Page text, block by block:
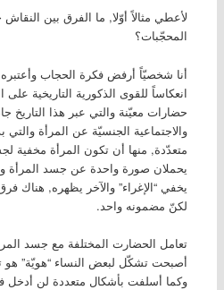
لأعطي مثالاً أوّلا, ما الفرق بين
المحجّبات؟
أنا شخصيّاً أرفض فكرة الحجاب
انعكاساً للقوى الذكورية التاريخية
حضارات معيّنة والتي عبر هذا التاريخ
والاجتماعية الجنسيّة عن المرأة
متعدّدة, منها أن تكون المرأة مخفية
يحملان صورة واحدة عن جسد المرأة
يخفي “الإغراء” والآخر يظهره, هناك
لكنّ مضمونه واحد.
تعامل الحضارت المختلفة مع جسد
أصبحت تشكّل لبعض النساء “هويّة” هو
وكما أسلفت بأشكال متعددة لن أدخل